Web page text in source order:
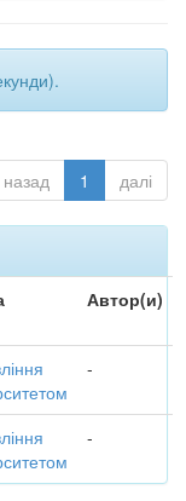
назад 1 далі
Автор(и)
-
-